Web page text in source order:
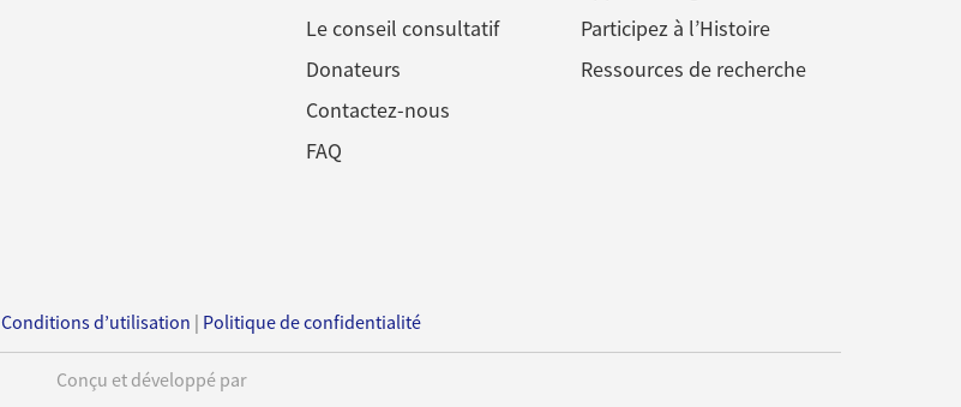
Le conseil consultatif
Donateurs
Contactez-nous
FAQ
Participez à l’Histoire
Ressources de recherche
Conditions d’utilisation | Politique de confidentialité
Conçu et développé par